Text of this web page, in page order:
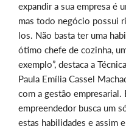
expandir a sua empresa é
mas todo negócio possui
los. Não basta ter uma
ótimo chefe de cozinha,
exemplo”, destaca a
Paula Emília Cassel
com a gestão empresarial.
empreendedor busca um
estas habilidades e assim